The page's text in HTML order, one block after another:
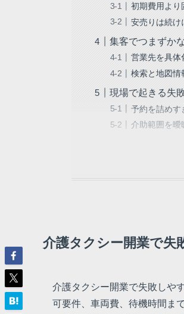
初期費用より
安売りは続け
集客でつまずか
営業先を具体
検索と地図情
現場で起きる失
予約を詰めす
介助範囲を曖
介護タクシー開業で失
介護タクシー開業で失敗しや
可要件、車両費、待機時間ま